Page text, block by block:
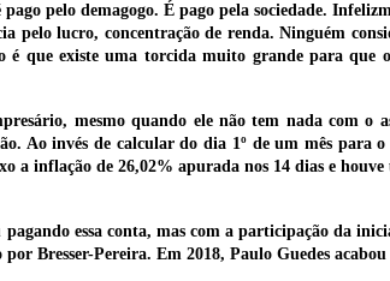
pelo demagogo. É pago pela sociedade.
pelo lucro, concentração de renda. Ninguém
que existe uma torcida muito grande para que
mesmo quando ele não tem nada com o
Ao invés de calcular do dia 1º de um mês para
a inflação de 26,02% apurada nos 14 dias e
essa conta, mas com a participação da
Bresser-Pereira. Em 2018, Paulo Guedes acabou